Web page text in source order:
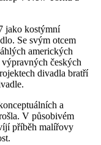
jako kostýmní
Se svým otcem
amerických
českých
divadla bratří
a
V působivém
příběh malířovy